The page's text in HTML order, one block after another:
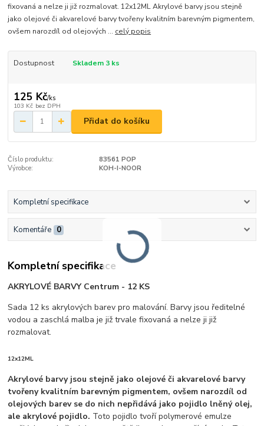
fixovaná a nelze ji již rozmalovat. 12x12ML Akrylové barvy jsou stejně
jako olejové či akvarelové barvy tvořeny kvalitním barevným pigmentem,
ovšem narozdíl od olejových ... celý popis
Dostupnost Skladem 3 ks
125 Kč/ks
103 Kč bez DPH
Přidat do košíku
Číslo produktu:
83561 POP
Výrobce:
KOH-I-NOOR
Kompletní specifikace
Komentáře 0
Kompletní specifikace
AKRYLOVÉ BARVY Centrum - 12 KS
Sada 12 ks akrylových barev pro malování. Barvy jsou ředitelné
vodou a zaschlá malba je již trvale fixovaná a nelze ji již
rozmalovat.
12x12ML
Akrylové barvy jsou stejně jako olejové či akvarelové barvy
tvořeny kvalitním barevným pigmentem, ovšem narozdíl od
olejových barev se do nich nepřidává jako pojidlo lněný olej,
ale akrylové pojidlo. Toto pojidlo tvoří polymerové emulze